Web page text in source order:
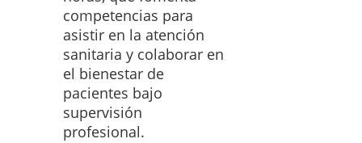
competencias para
asistir en la atención
sanitaria y colaborar en
el bienestar de
pacientes bajo
supervisión
profesional.